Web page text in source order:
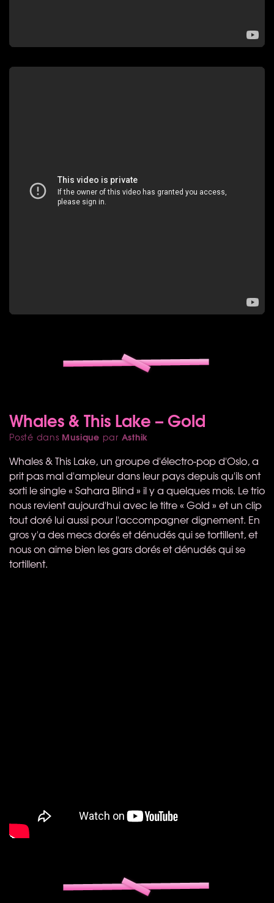
Whales & This Lake – Gold
Posté dans Musique par Asthik
Whales & This Lake, un groupe d'électro-pop d'Oslo, a
prit pas mal d'ampleur dans leur pays depuis qu'ils ont
sorti le single « Sahara Blind » il y a quelques mois. Le trio
nous revient aujourd'hui avec le titre « Gold » et un clip
tout doré lui aussi pour l'accompagner dignement. En
gros y'a des mecs dorés et dénudés qui se tortillent, et
nous on aime bien les gars dorés et dénudés qui se
tortillent.